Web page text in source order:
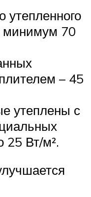
утепленного
минимум 70
– 45
утеплены с
25 Вт/м².